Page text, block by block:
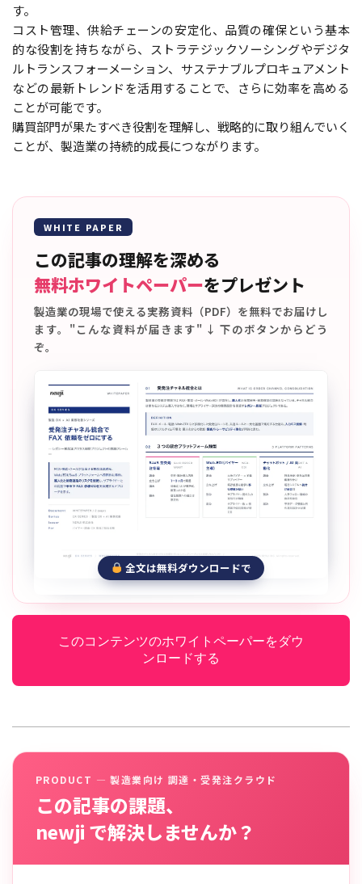
す。
コスト管理、供給チェーンの安定化、品質の確保という基本
的な役割を持ちながら、ストラテジックソーシングやデジタ
ルトランスフォーメーション、サステナブルプロキュアメント
などの最新トレンドを活用することで、さらに効率を高める
ことが可能です。
購買部門が果たすべき役割を理解し、戦略的に取り組んでいく
ことが、製造業の持続的成長につながります。
WHITE PAPER
この記事の理解を深める
無料ホワイトペーパーをプレゼント
製造業の現場で使える実務資料（PDF）を無料でお届けし
ます。"こんな資料が届きます" ↓ 下のボタンからどう
ぞ。
全文は無料ダウンロードで
このコンテンツのホワイトペーパーをダウ
ンロードする
PRODUCT — 製造業向け 調達・受発注クラウド
この記事の課題、
newji で解決しませんか？